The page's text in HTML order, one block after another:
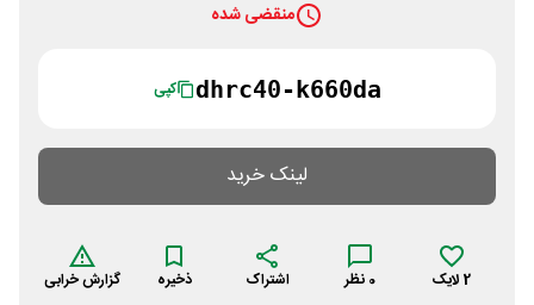
منقضی شده
dhrc40-k660da کپی
لینک خرید
2لایک 0 نظر اشتراک ذخیره گزارش خرابی